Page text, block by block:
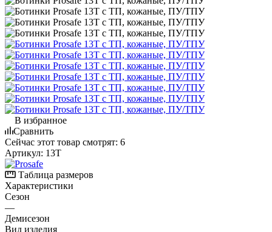
В избранное
Сравнить
Сейчас этот товар смотрят: 6
Артикул: 13Т
Таблица размеров
Характеристики
Сезон
—
Демисезон
Вид изделия